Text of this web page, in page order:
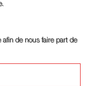
de nous faire part de